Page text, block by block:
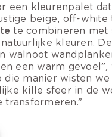
een kleurenpalet
beige, off-white
te combineren met
kleuren.
walnoot
een warm
die manier wisten we
kille sfeer in de
transformeren.”